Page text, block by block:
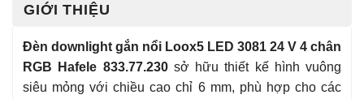
GIỚI THIỆU
Đèn downlight gắn nổi Loox5 LED 3081 24 V 4 chân
RGB Hafele 833.77.230sở hữu thiết kế hình vuông
siêu mỏng với chiều cao chỉ 6 mm, phù hợp cho các